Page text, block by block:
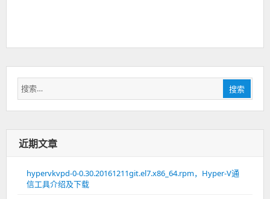
搜
索：
搜索
近期文章
hypervkvpd-0-0.30.20161211git.el7.x86_64.rpm，Hyper-V通
信工具介绍及下载